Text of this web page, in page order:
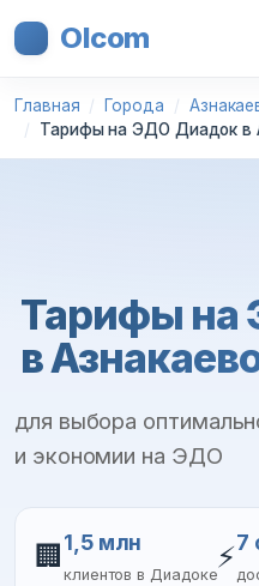
Olcom
Главная Города
Тарифы на ЭДО Диадок в
Тарифы на
в
для выбора
и экономии на ЭДО
🏢 1,5 млн
клиентов в Диадоке
⚡7